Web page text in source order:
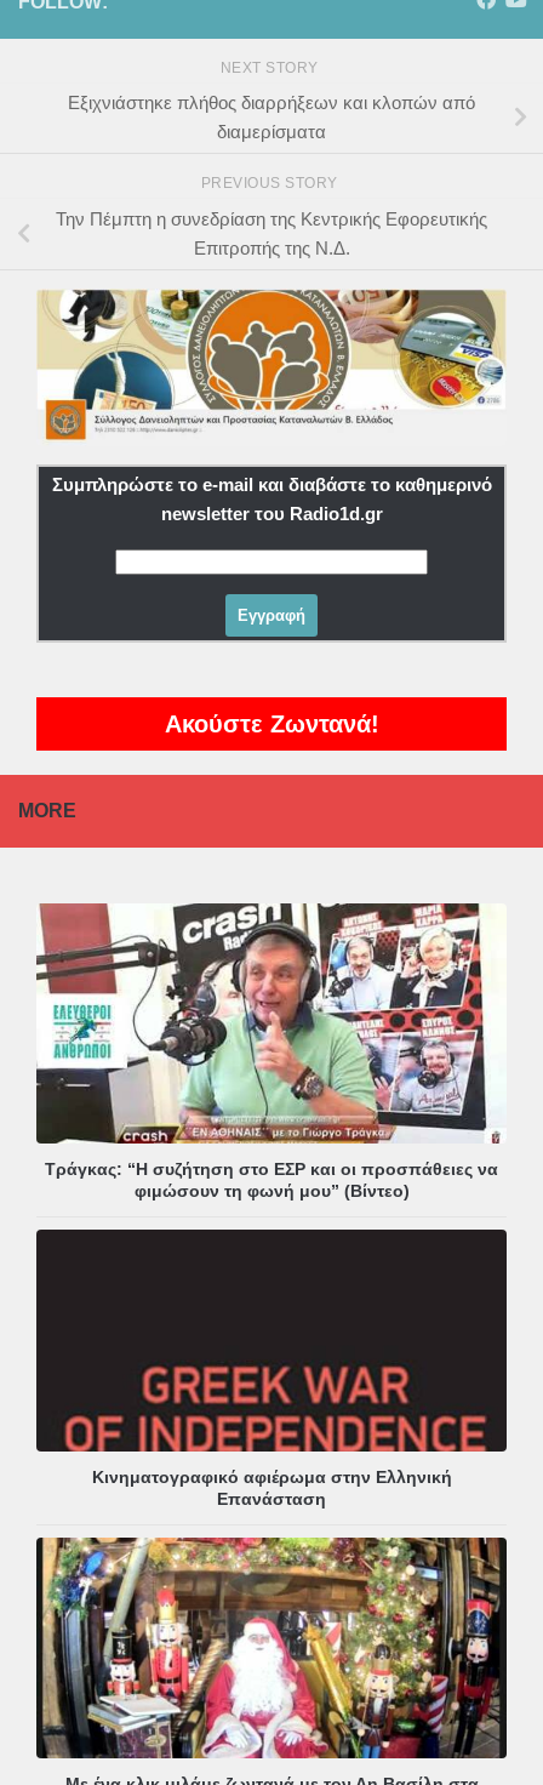
NEXT STORY
Εξιχνιάστηκε πλήθος διαρρήξεων και κλοπών από
διαμερίσματα
PREVIOUS STORY
Την Πέμπτη η συνεδρίαση της Κεντρικής Εφορευτικής
Επιτροπής της Ν.Δ.
Συμπληρώστε το e-mail και διαβάστε το καθημερινό
newsletter του Radio1d.gr
Ακούστε Ζωντανά!
MORE
Τράγκας: “Η συζήτηση στο ΕΣΡ και οι προσπάθειες να
φιμώσουν τη φωνή μου” (Βίντεο)
Κινηματογραφικό αφιέρωμα στην Ελληνική
Επανάσταση